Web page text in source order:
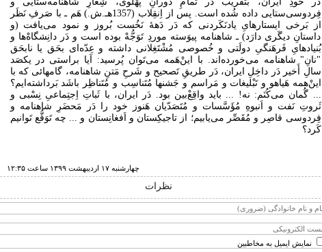
فِردوسی‌ستایی داده شُده است. پس از اِنقِلاب (1357هـ.ش.) هَم ـ با صَرفِ نَظَر
از بَرخی ایستارهایِ یادنَکَردنی که دَر دَهۀ نَخُست بُروز و نمود می‌یافت (و
داستانِ دیگَری دارَد) ـ شاهنامه پیوَسته موردِ تَوَجُّهْ بوده است و دَر دانِشگاهْ‌ها و
بُنیادهایِ فَرهَنگیِ دولَتی و خُصوصی مُشْتَغِلانی داشته و عِدّه‌ای بحَق یا نابحَق
"نانِ" شاهنامه می‌خورده‌اند. با اینْ‌هَمه می‌تَوان پُرسید: آیا براستی در یکصَد
سالِ أَخیر دَر داخِلِ ایران، دَر طریقِ تَصحیح و شَرحِ مَتنِ شاهنامه، گامهائی که با
اینْ‌همه هَیاهو و تَبْلیغات و مَراسم و جَشنها مُتَناسِب و مُتَناظِر باشَد بَرداشته‌ایم؟
... گُمان می‌کُنَم: نه! ... باید واقِعْ‌بین بود. دَر ایران، با ثَباتِ اِجتِماعیِ نِسْبی و
ثَروتِ نَفت و اَنبوهِ مُؤَسَّسات و مُتَصَدّیان هَنوز خود را دَر مَحضَرِ شاهنامه و
فِردوسی قاصِر و مُقَصِّر می‌یابیم؛ از تاجیکِستان و اَفغانِستان و ... چه تَوَقُّع تَوانیم
کَرد؟
چهارشنبه ۱۷ ارديبهشت ۱۳۹۹ ساعت ۱۲:۳۵
نظرات
نمایش ایمیل به مخاطبین